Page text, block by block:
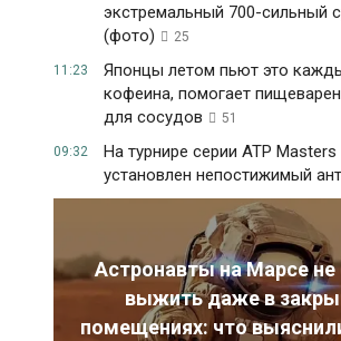
экстремальный 700-сильный
(фото)
25
11:23
Японцы летом пьют это
кофеина, помогает
для сосудов
51
09:32
На турнире серии ATP Masters
установлен непостижимый
Астронавты на Марсе не
выжить даже в
помещениях: что